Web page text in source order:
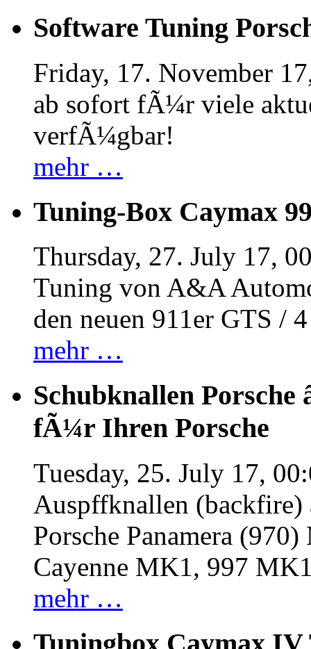
Software Tuning
Friday, 17. November
ab sofort fÃ¼r viele
verfÃ¼gbar!
mehr …
Tuning-Box Caymax
Thursday, 27. July 17,
Tuning von A&A
den neuen 911er GTS /
mehr …
Schubknallen Porsche
fÃ¼r Ihren Porsche
Tuesday, 25. July 17,
Auspffknallen
Porsche Panamera
Cayenne MK1, 997
mehr …